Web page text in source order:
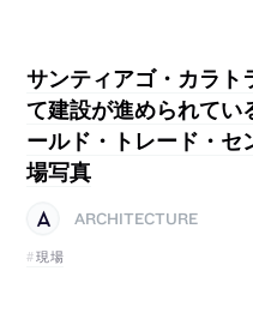
サンティアゴ・カラト
て建設が進められてい
ールド・トレード・
場写真
ARCHITECTURE
現場